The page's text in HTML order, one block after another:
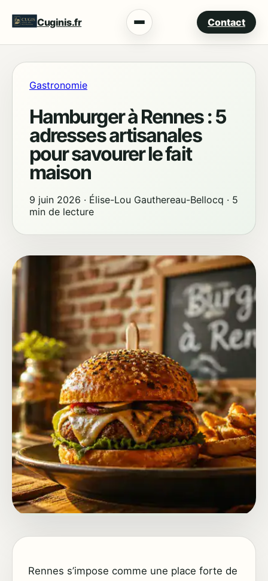
Cuginis.fr Menu Contact
Gastronomie
Hamburger à Rennes : 5
adresses artisanales
pour savourer le fait
maison
9 juin 2026 · Élise-Lou Gauthereau-Bellocq · 5
min de lecture
Rennes s’impose comme une place forte de